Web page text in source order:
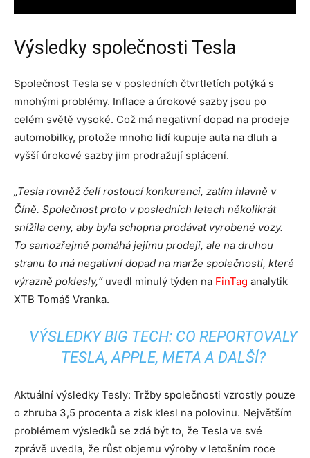
Výsledky společnosti Tesla
Společnost Tesla se v posledních čtvrtletích potýká s
mnohými problémy. Inflace a úrokové sazby jsou po
celém světě vysoké. Což má negativní dopad na prodeje
automobilky, protože mnoho lidí kupuje auta na dluh a
vyšší úrokové sazby jim prodražují splácení.
„Tesla rovněž čelí rostoucí konkurenci, zatím hlavně v
Číně. Společnost proto v posledních letech několikrát
snížila ceny, aby byla schopna prodávat vyrobené vozy.
To samozřejmě pomáhá jejímu prodeji, ale na druhou
stranu to má negativní dopad na marže společnosti, které
výrazně poklesly,“ uvedl minulý týden na FinTag analytik
XTB Tomáš Vranka.
VÝSLEDKY BIG TECH: CO REPORTOVALY
TESLA, APPLE, META A DALŠÍ?
Aktuální výsledky Tesly: Tržby společnosti vzrostly pouze
o zhruba 3,5 procenta a zisk klesl na polovinu. Největším
problémem výsledků se zdá být to, že Tesla ve své
zprávě uvedla, že růst objemu výroby v letošním roce